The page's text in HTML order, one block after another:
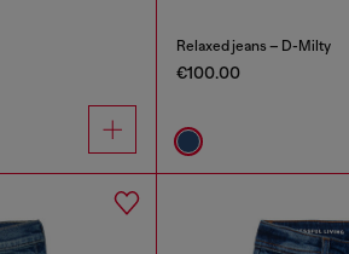
Relaxed jeans – D-Milty
€100.00